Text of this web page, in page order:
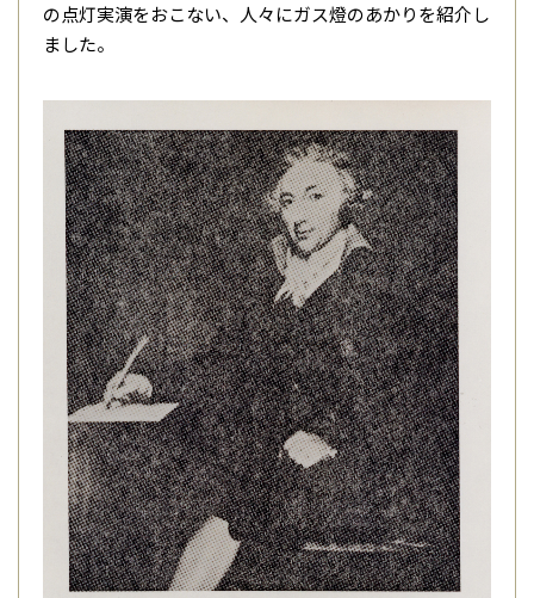
の点灯実演をおこない、人々にガス燈のあかりを紹介し
ました。